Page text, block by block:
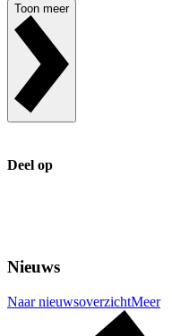
Toon meer
Deel op
Nieuws
Naar nieuwsoverzichtMeer